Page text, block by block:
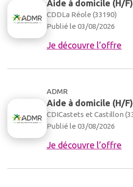
Aide à domicile (H/F)
CDDLa Réole (33190)
Publié le 03/08/2026
Je découvre l’offre
ADMR
Aide à domicile (H/F)
CDICastets et Castillon
Publié le 03/08/2026
Je découvre l’offre